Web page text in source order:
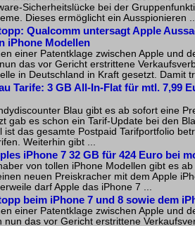
Sicherheitslücke bei der
Dieses ermöglicht ein Ausspionieren
Qualcomm untersagt Apple
iPhone Modellen
einer Patentklage zwischen Apple und
das vor Gericht erstrittene
in Deutschland in Kraft gesetzt. Damit
Tarife: 3 GB All-In-Flat für mtl. 7,99
Blau gibt es ab sofort eine
gab es schon ein Tarif-Update bei den
ist das gesamte Postpaid Tarifportfolio
Weiterhin gibt ...
iPhone 7 32 GB für 424 Euro bei
von tollen iPhone Modellen gibt es
neuen Preiskracher mit dem Apple
darf Apple das iPhone 7 ...
beim iPhone 7 und 8 sowie dem
einer Patentklage zwischen Apple und
nun das vor Gericht erstrittene